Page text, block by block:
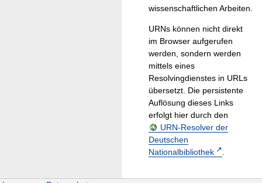
wissenschaftlichen Arbeiten.
URNs können nicht direkt
im Browser aufgerufen
werden, sondern werden
mittels eines
Resolvingdienstes in URLs
übersetzt. Die persistente
Auflösung dieses Links
erfolgt hier durch den
URN-Resolver der
Deutschen
Nationalbibliothek
.